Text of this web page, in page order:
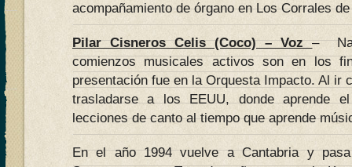
acompañamiento de órgano en Los Corrales
Pilar Cisneros Celis (Coco) – Voz–
comienzos musicales activos son en los
presentación fue en la Orquesta Impacto. Al ir
trasladarse a los EEUU, donde aprende
lecciones de canto al tiempo que aprende
En el año 1994 vuelve a Cantabria y